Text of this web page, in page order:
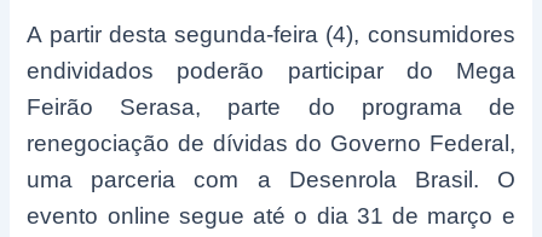
A partir desta segunda-feira (4), consumidores
endividados poderão participar do Mega
Feirão Serasa, parte do programa de
renegociação de dívidas do Governo Federal,
uma parceria com a Desenrola Brasil. O
evento online segue até o dia 31 de março e